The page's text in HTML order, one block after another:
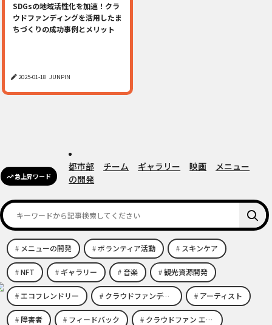
SDGsの地域活性化を加速！クラ
ウドファンディングを活用したま
ちづくりの成功事例とメリット
2025-01-18 JUNPIN
急上昇ワード
都市部 チーム ギャラリー 映画
メニュー
の開発
メニューの開発 ボランティア活動 スキンケア
NFT ギャラリー 音楽 観光資源開発
エコフレンドリー クラウドファンディング eco アーティスト
障害者 フィードバック クラウドファン エコビジネス